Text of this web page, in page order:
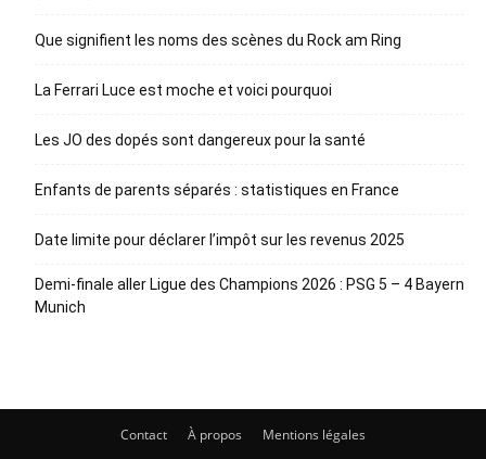
Que signifient les noms des scènes du Rock am Ring
La Ferrari Luce est moche et voici pourquoi
Les JO des dopés sont dangereux pour la santé
Enfants de parents séparés : statistiques en France
Date limite pour déclarer l’impôt sur les revenus 2025
Demi-finale aller Ligue des Champions 2026 : PSG 5 – 4 Bayern
Munich
Contact À propos Mentions légales